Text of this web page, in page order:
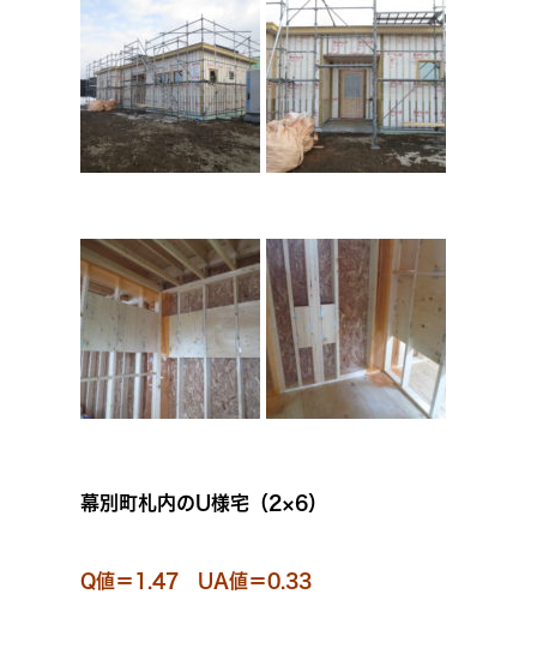
幕別町札内のU様宅（2×6）
Q値＝1.47 UA値＝0.33